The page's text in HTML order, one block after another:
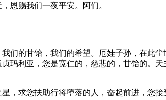
恩赐我们一夜平安。阿们。
们的甘饴，我们的希望。厄娃子孙，在此
玛利亚，您是宽仁的，慈悲的，甘饴的。
，求您扶助行将堕落的人，奋起前进，您